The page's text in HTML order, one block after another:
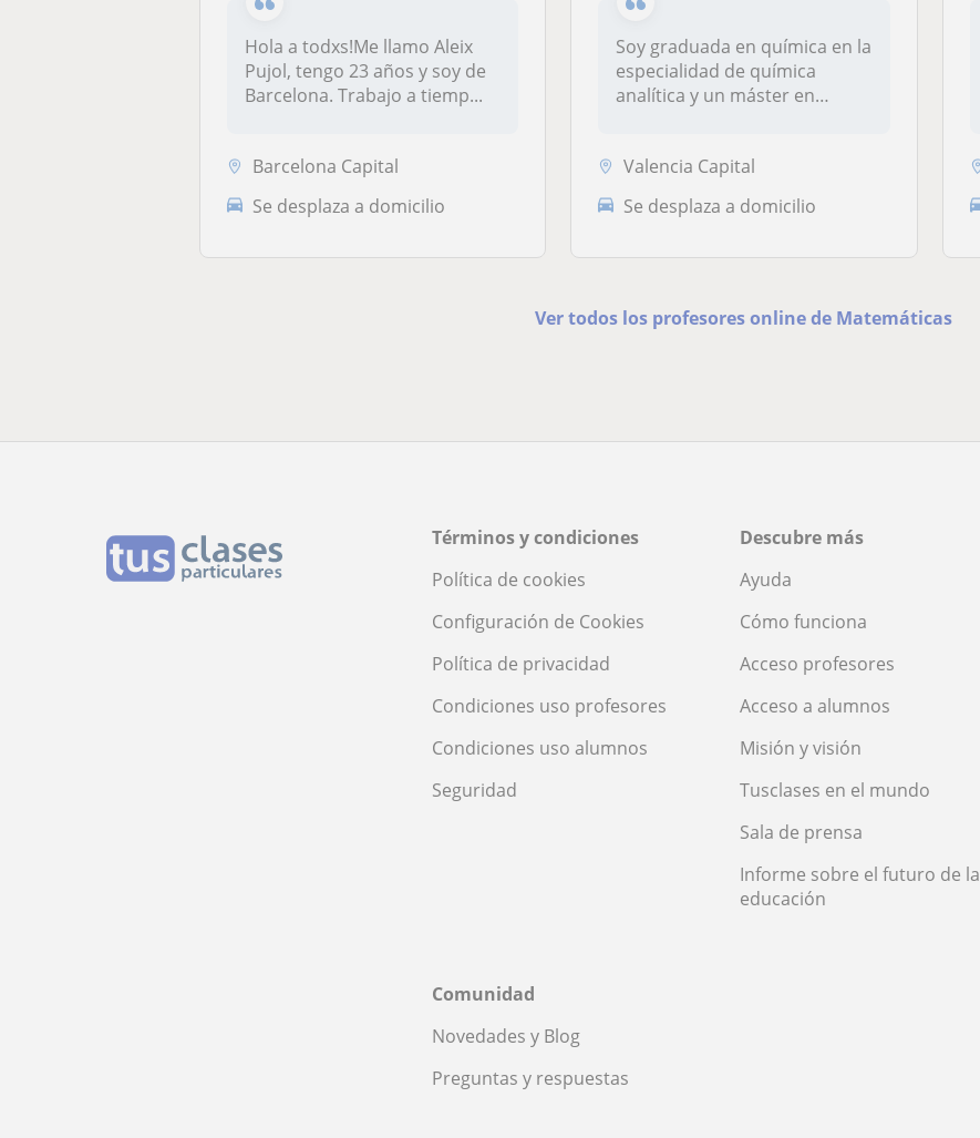
Hola a todxs!Me llamo Aleix
Pujol, tengo 23 años y soy de
Barcelona. Trabajo a tiemp...
Barcelona Capital
Se desplaza a domicilio
Soy graduada en química en la
especialidad de química
analítica y un máster en
Valencia Capital
Se desplaza a domicilio
Ver todos los profesores online de Matemáticas
Términos y condiciones
Política de cookies
Configuración de Cookies
Política de privacidad
Condiciones uso profesores
Condiciones uso alumnos
Seguridad
Descubre más
Ayuda
Cómo funciona
Acceso profesores
Acceso a alumnos
Misión y visión
Tusclases en el mundo
Sala de prensa
Informe sobre el futuro de la
educación
Comunidad
Novedades y Blog
Preguntas y respuestas